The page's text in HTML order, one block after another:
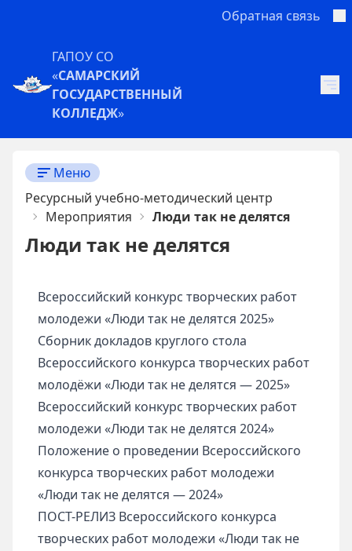
Обратная связь
ГАПОУ СО
«САМАРСКИЙ
ГОСУДАРСТВЕННЫЙ
КОЛЛЕДЖ»
Меню
Ресурсный учебно-методический центр
Мероприятия
Люди так не делятся
Люди так не делятся
Всероссийский конкурс творческих работ
молодежи «Люди так не делятся 2025»
Сборник докладов круглого стола
Всероссийского конкурса творческих работ
молодёжи «Люди так не делятся — 2025»
Всероссийский конкурс творческих работ
молодежи «Люди так не делятся 2024»
Положение о проведении Всероссийского
конкурса творческих работ молодежи
«Люди так не делятся — 2024»
ПОСТ-РЕЛИЗ Всероссийского конкурса
творческих работ молодежи «Люди так не